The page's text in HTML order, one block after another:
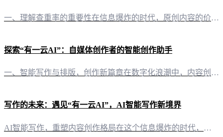
一、理解查重率的重要性在信息爆炸的时代，原创内容的价值日益凸显。AI写作作为新兴的辅助工具，虽然提高了写作效率，但查重率过高可能会影响内容的原创性。因此，降低AI写作的查重率成为创作者关注的焦点。 二、优化AI写作内容1. 调整AI生成逻辑：通过调整AI的生成逻辑，可以使其更加贴合个人风格，降低与已有内容的相似度。例如，在生成文章时，可以要求AI使用更加个性化的词汇和句式。2. 引入多元化元素：
探索“有一云AI”：自媒体创作者的智能创作助手
一、智能写作与排版，创作新篇章在数字化浪潮中，内容创作已成为自媒体运营的核心。而“有一云AI”作为一款创新型AI智能写作+排版软件，正引领着自媒体创作者步入智能创作的新时代。 二、内容排版，千款皮肤任你挑选“有一云AI”在内容排版方面独具匠心，提供包含标题、内容、图文、分隔、引导五大类数千款装修皮肤。这些精心设计的皮肤，不仅能够提升文章的视觉效果，还能让你的内容在众多文章中脱颖而出。 三、跨平台
写作的未来：遇见“有一云AI”，AI智能写作新境界
AI智能写作，重塑内容创作格局在这个信息爆炸的时代，内容创作成为了知识传播和商业竞争的重要手段。然而，面对日益增长的内容需求，创作者们常常感到力不从心。这时，“有一云AI”应运而生，以其卓越的AI智能写作功能，为自媒体创作者们带来了前所未有的创作体验。 内容排版，千款装修皮肤任你挑选“有一云AI”在内容排版方面独具匠心，提供了包含标题、内容、图文、分隔、引导等五大类的数千款装修皮肤。无论是追求简